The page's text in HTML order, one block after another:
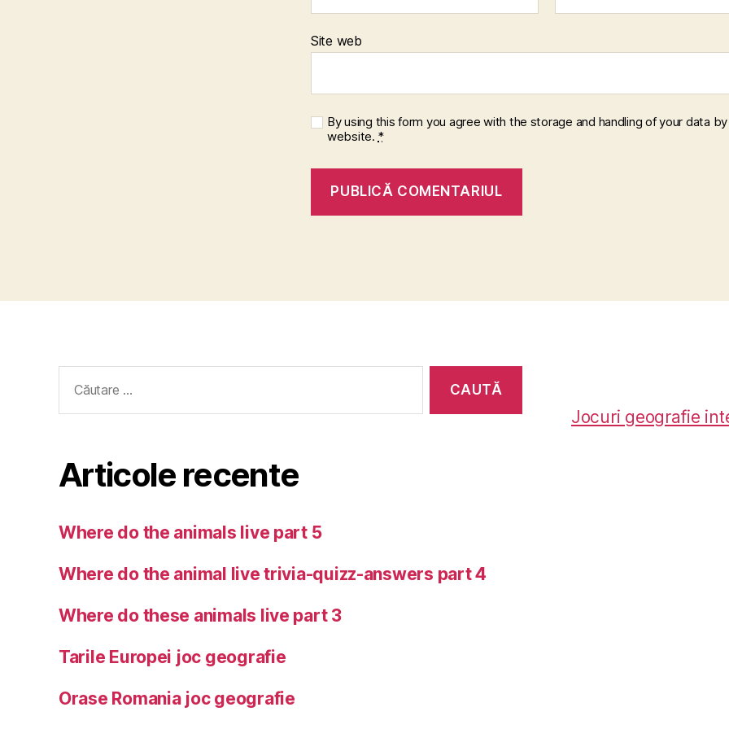
Site web
By using this form you agree with the storage and handling of your data
website. *
după:
Articole recente
Where do the animals live part 5
Where do the animal live trivia-quizz-answers part 4
Where do these animals live part 3
Tarile Europei joc geografie
Orase Romania joc geografie
Jocuri geografie